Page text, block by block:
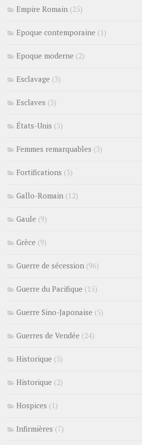
Empire Romain (25)
Epoque contemporaine (1)
Epoque moderne (2)
Esclavage (3)
Esclaves (3)
États-Unis (5)
Femmes remarquables (3)
Fortifications (3)
Gallo-Romain (12)
Gaule (9)
Grèce (9)
Guerre de sécession (96)
Guerre du Pacifique (15)
Guerre Sino-Japonaise (5)
Guerres de Vendée (24)
Historique (5)
Historique (2)
Hospices (1)
Infirmières (7)